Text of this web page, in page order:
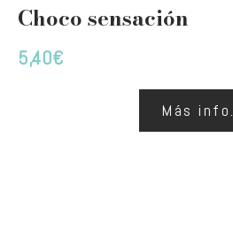
Choco sensación
5,40€
Más info.